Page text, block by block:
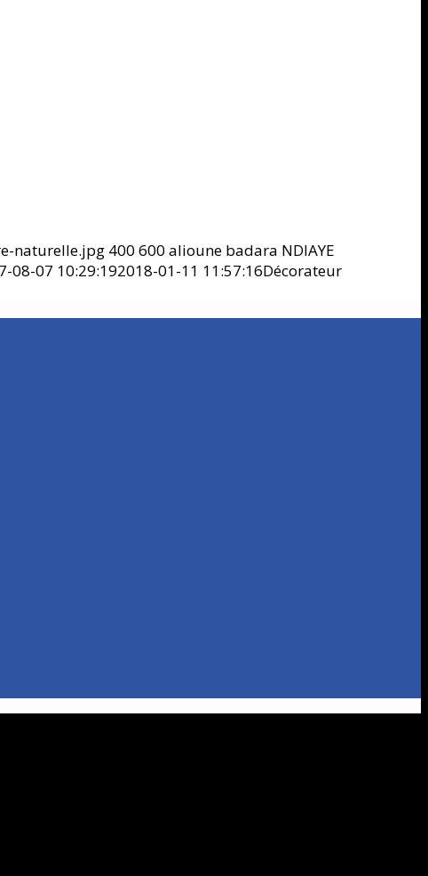
naturelle.jpg 400 600 alioune badara NDIAYE
08-07 10:29:192018-01-11 11:57:16Décorateur